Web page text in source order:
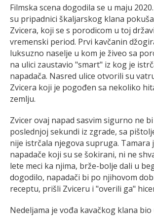
Filmska scena dogodila se u maju
su pripadnici škaljarskog klana
Zvicera, koji se s porodicom u toj
vremenski period. Prvi kavčanin
luksuzno naselje u kom je živeo sa
na ulici zaustavio "smart" iz kog je
napadača. Nasred ulice otvorili su
Zvicera koji je pogođen sa nekoliko
zemlju.
Zvicer ovaj napad sasvim sigurno ne
poslednjoj sekundi iz zgrade, sa
nije istrčala njegova supruga. Tamara
napadače koji su se šokirani, ni ne
lete meci ka njima, brže-bolje dali u
dogodilo, napadači bi po njihovom
receptu, prišli Zviceru i "overili ga"
Nedeljama je vođa kavačkog klana